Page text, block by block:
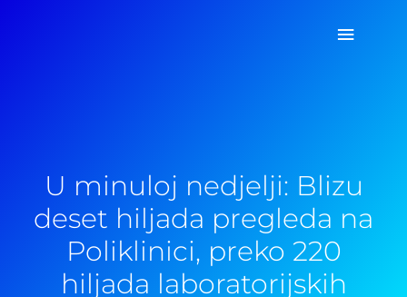
Glavni
U minuloj nedjelji: Blizu
deset hiljada pregleda na
Poliklinici, preko 220
hiljada laboratorijskih